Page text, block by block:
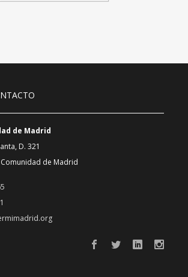
de Madrid
D. 321
de Madrid